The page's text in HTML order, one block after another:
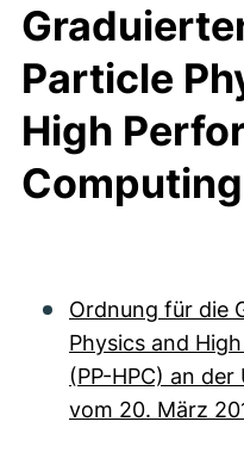
Particle
High
Ordnung für die
Physics and
(PP-HPC) an
vom 20. März